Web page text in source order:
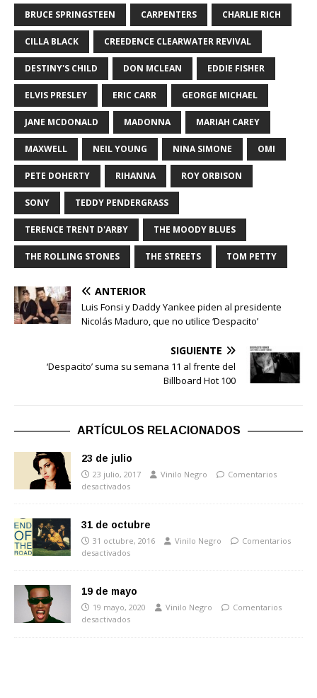
BRUCE SPRINGSTEEN CARPENTERS CHARLIE RICH
CILLA BLACK CREEDENCE CLEARWATER REVIVAL
DESTINY'S CHILD DON MCLEAN EDDIE FISHER
ELVIS PRESLEY ERIC CARR GEORGE MICHAEL
JANE MCDONALD MADONNA MARIAH CAREY
MAXWELL NEIL YOUNG NINA SIMONE OMI
PETE DOHERTY RIHANNA ROY ORBISON
SONY TEDDY PENDERGRASS
TERENCE TRENT D'ARBY THE MOODY BLUES
THE ROLLING STONES THE STREETS TOM PETTY
ANTERIOR
Luis Fonsi y Daddy Yankee piden al presidente
Nicolás Maduro, que no utilice ‘Despacito’
SIGUIENTE
‘Despacito’ suma su semana 11 al frente del
Billboard Hot 100
ARTÍCULOS RELACIONADOS
23 de julio
23 julio, 2017 Vinilo Negro
Comentarios
desactivados
31 de octubre
31 octubre, 2016 Vinilo Negro
Comentarios
desactivados
19 de mayo
19 mayo, 2020 Vinilo Negro
Comentarios
desactivados